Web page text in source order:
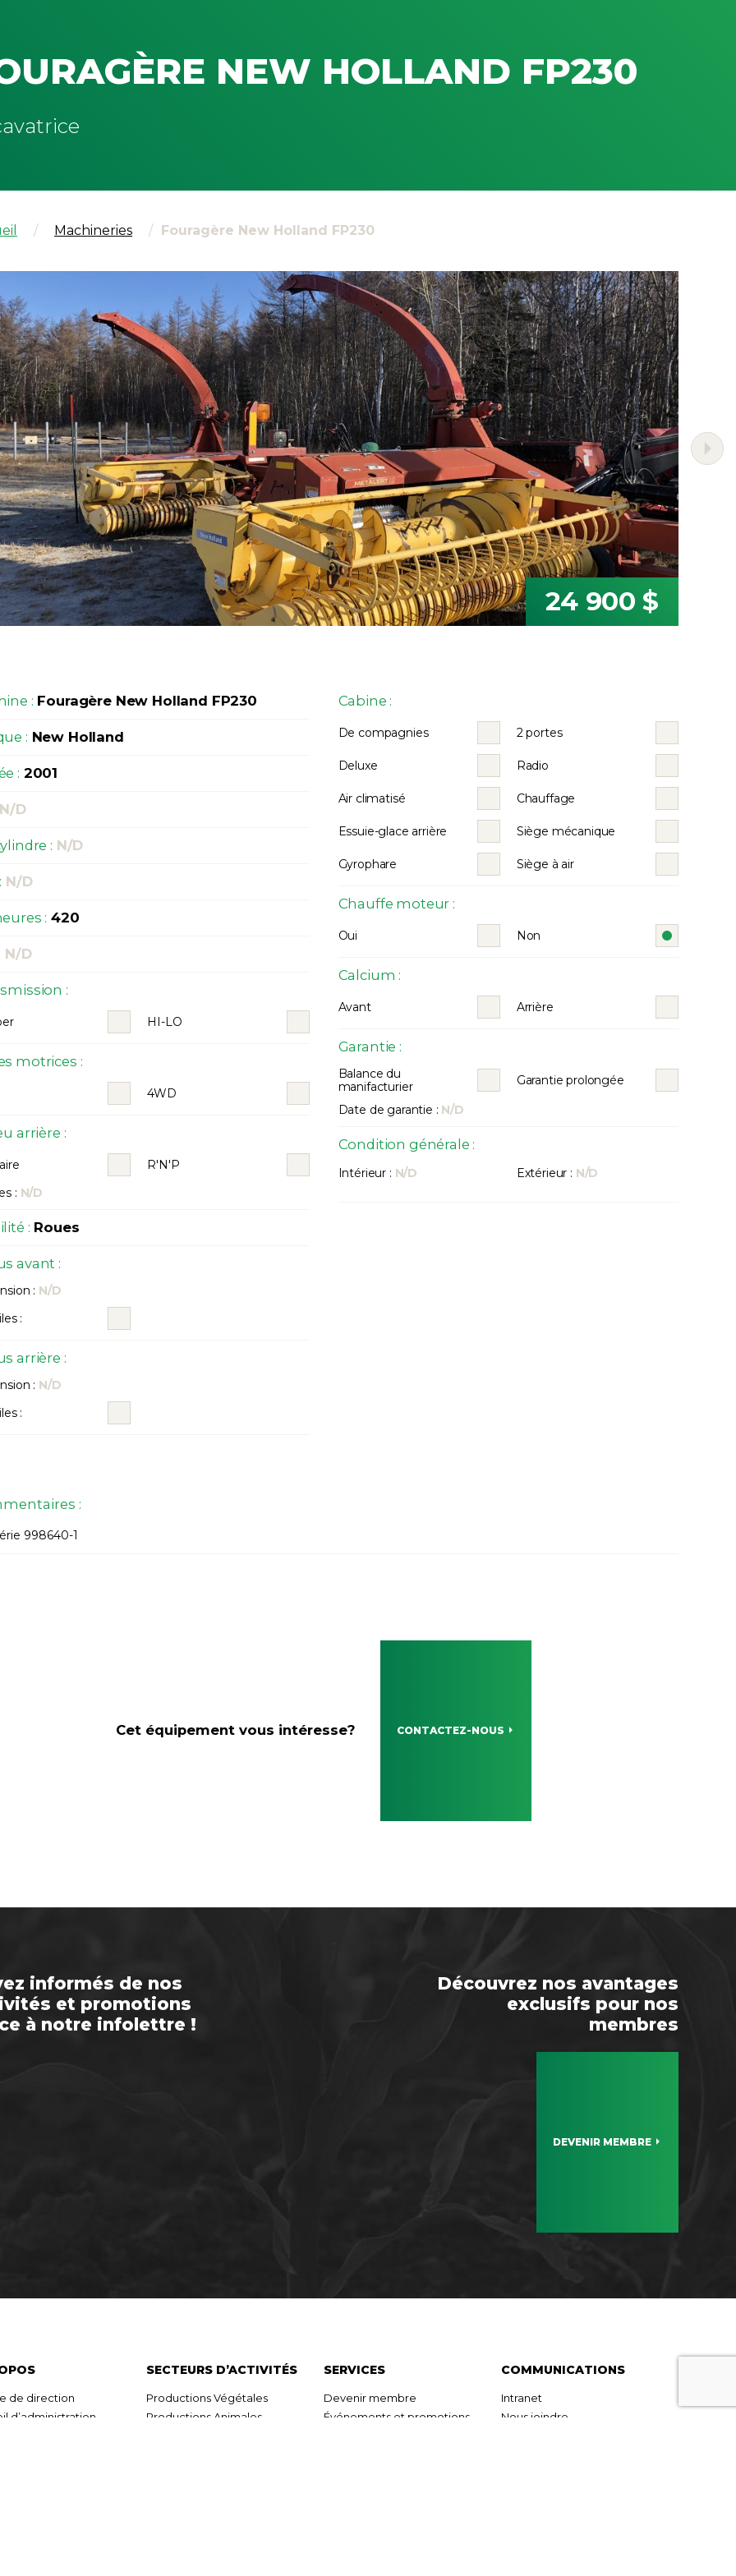
NEW HOLLAND FP230
/ Machineries / Fouragère New Holland FP230
24 900 $
: Fouragère New Holland FP230
: New Holland
: 2001
N/D
: N/D
N/D
: 420
N/D
:
HI-LO
motrices :
4WD
arrière :
R'N'P
: N/D
: Roues
avant :
: N/D
:
arrière :
: N/D
:
Cabine :
De compagnies 2 portes
Deluxe Radio
Air climatisé Chauffage
Essuie-glace arrière Siège mécanique
Gyrophare Siège à air
Chauffe moteur :
Oui Non
Calcium :
Avant Arrière
Garantie :
Balance du
manifacturier
Garantie prolongée
Date de garantie : N/D
Condition générale :
Intérieur : N/D Extérieur : N/D
:
998640-1
Cet équipement vous intéresse? CONTACTEZ-NOUS
informés de nos
et promotions
à notre infolettre !
Découvrez nos avantages
exclusifs pour nos
membres
DEVENIR MEMBRE
de direction
d’administration
SECTEURS D’ACTIVITÉS
Productions Végétales
Productions Animales
SERVICES
Devenir membre
Événements et promotions
COMMUNICATIONS
Intranet
Nous joindre